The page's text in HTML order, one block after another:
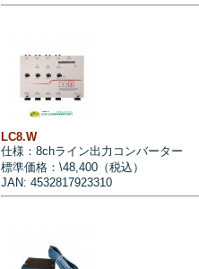
LC8.W
仕様：8chライン出力コンバーター
標準価格：\48,400（税込）
JAN: 4532817923310